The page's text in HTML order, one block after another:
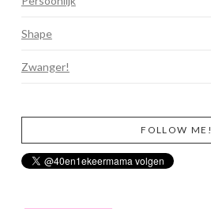
Shape
Zwanger!
FOLLOW ME!